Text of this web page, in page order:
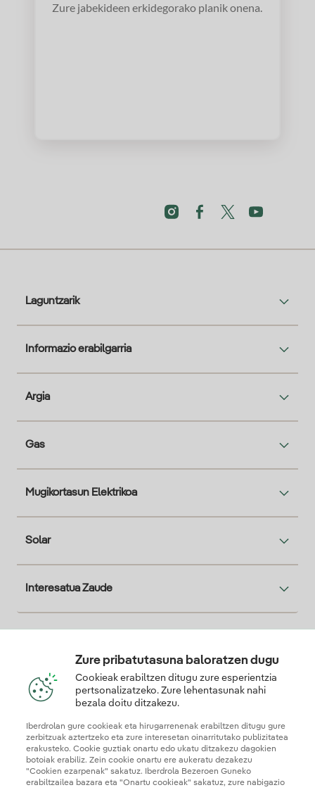
Zure jabekideen erkidegorako planik onena.
Laguntzarik
Informazio erabilgarria
Argia
Gas
Mugikortasun Elektrikoa
Solar
Interesatua Zaude
Zure pribatutasuna baloratzen dugu
Cookieak erabiltzen ditugu zure esperientzia
pertsonalizatzeko. Zure lehentasunak nahi
bezala doitu ditzakezu.
Iberdrolan gure cookieak eta hirugarrenenak erabiltzen ditugu gure
zerbitzuak aztertzeko eta zure interesetan oinarritutako publizitatea
erakusteko. Cookie guztiak onartu edo ukatu ditzakezu dagokien
botoiak erabiliz. Zein cookie onartu ere aukeratu dezakezu
"Cookien ezarpenak" sakatuz. Iberdrola Bezeroen Guneko
erabiltzailea bazara eta "Onartu cookieak" sakatuz, zure nabigazio